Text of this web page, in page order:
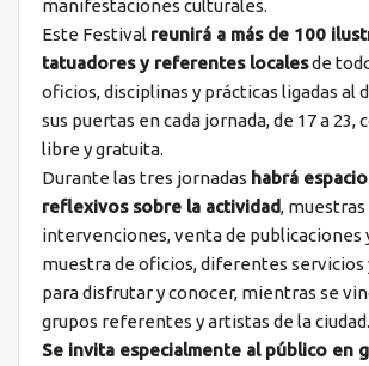
manifestaciones culturales.
Este Festival reunirá a más de 100
tatuadores y referentes localesde
oficios, disciplinas y prácticas ligadas al
sus puertas en cada jornada, de 17 a 23,
libre y gratuita.
Durante las tres jornadas habrá
reflexivos sobre la actividad, muestras
intervenciones, venta de publicaciones
muestra de oficios, diferentes servicios
para disfrutar y conocer, mientras se
grupos referentes y artistas de la ciudad.
Se invita especialmente al público en